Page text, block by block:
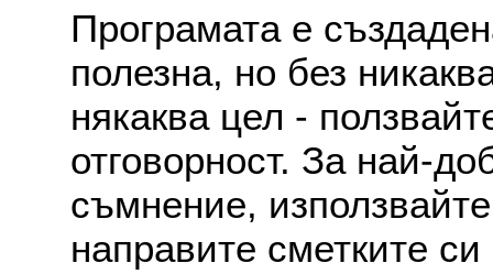
Програмата е
полезна, но без
някаква цел -
отговорност. За най-
съмнение,
направите сметките